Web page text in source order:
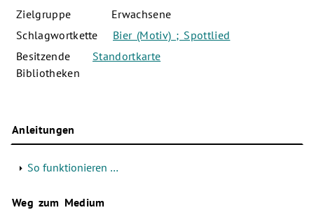
Zielgruppe
Erwachsene
Schlagwortkette
Bier (Motiv) ; Spottlied
Besitzende
Bibliotheken
Standortkarte
Anleitungen
So funktionieren …
Weg zum Medium